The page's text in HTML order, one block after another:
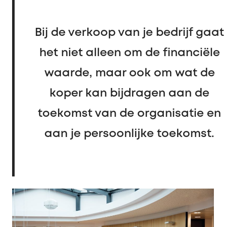
Bij de verkoop van je bedrijf gaat
het niet alleen om de financiële
waarde, maar ook om wat de
koper kan bijdragen aan de
toekomst van de organisatie en
aan je persoonlijke toekomst.